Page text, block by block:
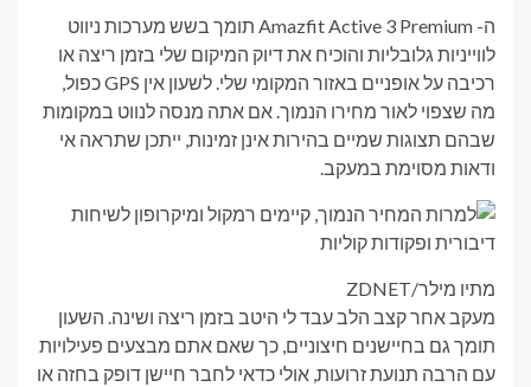
ה- Amazfit Active 3 Premium תומך בשש מערכות ניווט
לווייניות גלובליות והוכיח את דיוק המיקום שלי בזמן ריצה או
רכיבה על אופניים באזור המקומי שלי. לשעון אין GPS כפול,
מה שצפוי לאור מחירו הנמוך. אם אתה מנסה לנווט במקומות
שבהם תצוגות שמיים בהירות אינן זמינות, ייתכן שתראה אי
ודאות מסוימת במעקב.
מתיו מילר/ZDNET
מעקב אחר קצב הלב עבד לי היטב בזמן ריצה ושינה. השעון
תומך גם בחיישנים חיצוניים, כך שאם אתם מבצעים פעילויות
עם הרבה תנועת זרועות, אולי כדאי לחבר חיישן דופק בחזה או